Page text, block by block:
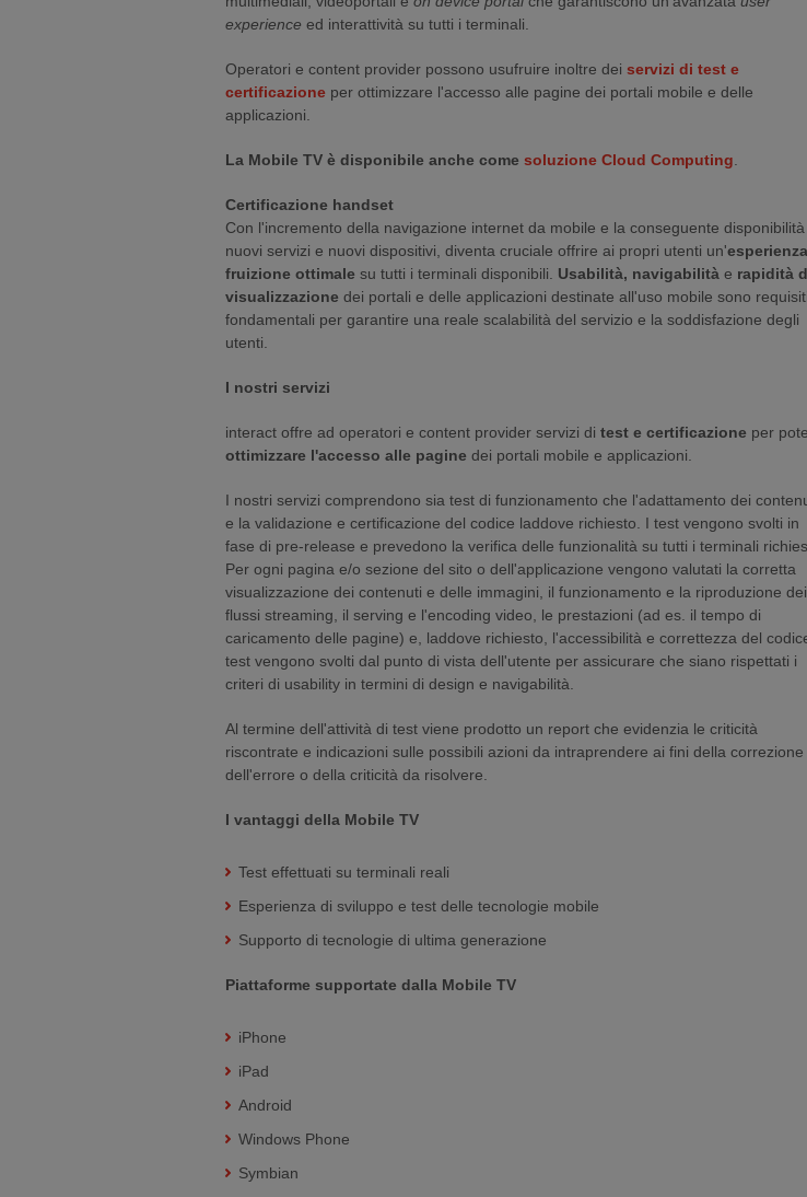
experience ed interattività su tutti i terminali.
Operatori e content provider possono usufruire inoltre dei servizi di test e
certificazione per ottimizzare l'accesso alle pagine dei portali mobile e delle
applicazioni.
La Mobile TV è disponibile anche come soluzione Cloud Computing
Certificazione handset
Con l'incremento della navigazione internet da mobile e la conseguente disponibilità
nuovi servizi e nuovi dispositivi, diventa cruciale offrire ai propri utenti un'
fruizione ottimale su tutti i terminali disponibili. Usabilità, navigabilità e rapidità
visualizzazione dei portali e delle applicazioni destinate all'uso mobile sono requisiti
fondamentali per garantire una reale scalabilità del servizio e la soddisfazione degli
utenti.
I nostri servizi
interact offre ad operatori e content provider servizi di test e certificazione per
ottimizzare l'accesso alle pagine dei portali mobile e applicazioni.
I nostri servizi comprendono sia test di funzionamento che l'adattamento dei
e la validazione e certificazione del codice laddove richiesto. I test vengono svolti in
fase di pre-release e prevedono la verifica delle funzionalità su tutti i terminali
Per ogni pagina e/o sezione del sito o dell'applicazione vengono valutati la corretta
visualizzazione dei contenuti e delle immagini, il funzionamento e la riproduzione dei
flussi streaming, il serving e l'encoding video, le prestazioni (ad es. il tempo di
caricamento delle pagine) e, laddove richiesto, l'accessibilità e correttezza del
test vengono svolti dal punto di vista dell'utente per assicurare che siano rispettati i
criteri di usability in termini di design e navigabilità.
Al termine dell'attività di test viene prodotto un report che evidenzia le criticità
riscontrate e indicazioni sulle possibili azioni da intraprendere ai fini della correzione
dell'errore o della criticità da risolvere.
I vantaggi della Mobile TV
Test effettuati su terminali reali
Esperienza di sviluppo e test delle tecnologie mobile
Supporto di tecnologie di ultima generazione
Piattaforme supportate dalla Mobile TV
iPhone
iPad
Android
Windows Phone
Symbian